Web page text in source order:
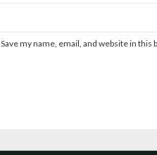
Save my name, email, and website in